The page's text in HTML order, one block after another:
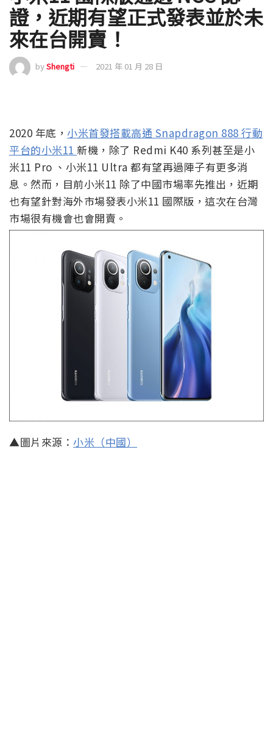
證，近期有望正式發表並於未
來在台開賣！
byShengti 2021 年 01 月 28 日
2020 年底， 小米首發搭載高通 Snapdragon 888 行動
平台的小米11 新機，除了 Redmi K40 系列甚至是小
米11 Pro 、小米11 Ultra 都有望再過陣子有更多消
息。然而，目前小米11 除了中國市場率先推出，近期
也有望針對海外市場發表小米11 國際版，這次在台灣
市場很有機會也會開賣。
▲圖片來源： 小米（中國）